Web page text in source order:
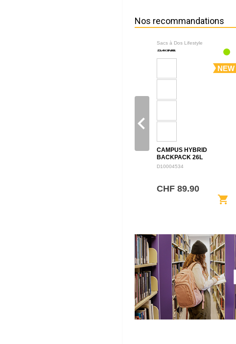
Nos recommandations
Sacs à Dos Lifestyle
NEW
CAMPUS HYBRID
BACKPACK 26L
D10004534
CHF 89.90
shopping_cart
navigate_before